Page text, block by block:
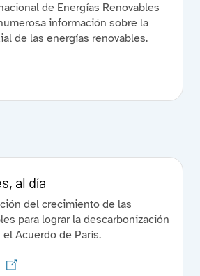
de Energías Renovables
información sobre la
de las energías renovables.
al día
del crecimiento de las
para lograr la descarbonización
Acuerdo de París.